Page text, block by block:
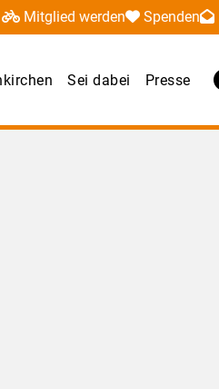
Mitglied werden Spenden
Sei dabei Presse